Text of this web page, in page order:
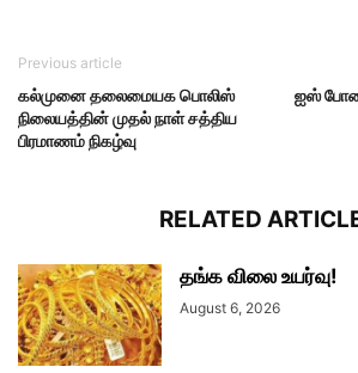
Previous article
கல்முனை தலைமையக பொலிஸ்
நிலையத்தின் முதல் நாள் சத்திய
பிரமாணம் நிகழ்வு
ஐஸ்
RELATED
தங்க விலை உயர்வு!
August 6, 2026